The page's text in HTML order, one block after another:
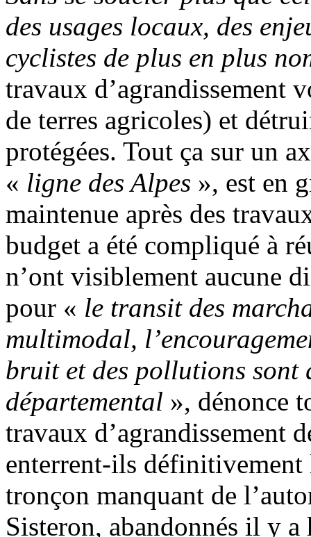
des usages locaux, des
cyclistes de plus en plus
travaux d’agrandissement
de terres agricoles) et
protégées. Tout ça sur un
« ligne des Alpes », est en
maintenue après des
budget a été compliqué à
n’ont visiblement aucune
pour « le transit des
multimodal,
bruit et des pollutions sont
départemental », dénonce
travaux d’agrandissement
enterrent-ils
tronçon manquant de
Sisteron, abandonnés il y